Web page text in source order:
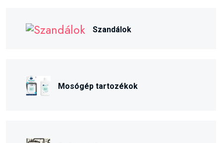
Szandálok
Mosógép tartozékok